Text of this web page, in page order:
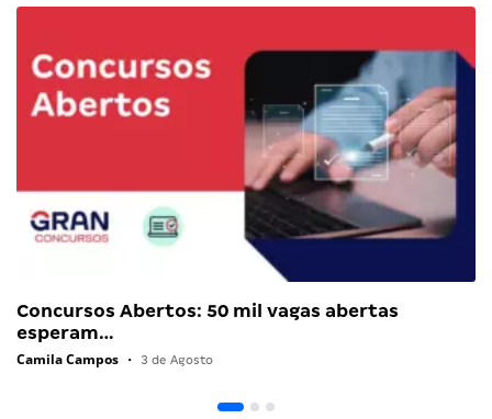
Concursos Abertos: 50 mil vagas abertas
esperam…
Camila Campos • 3 de Agosto